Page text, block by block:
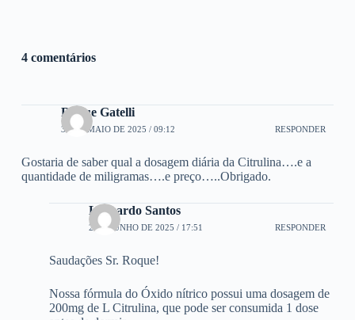
4 comentários
Roque Gatelli
30 DE MAIO DE 2025 / 09:12 RESPONDER
Gostaria de saber qual a dosagem diária da Citrulina….e a
quantidade de miligramas….e preço…..Obrigado.
Leonardo Santos
2 DE JUNHO DE 2025 / 17:51 RESPONDER
Saudações Sr. Roque!
Nossa fórmula do Óxido nítrico possui uma dosagem de
200mg de L Citrulina, que pode ser consumida 1 dose